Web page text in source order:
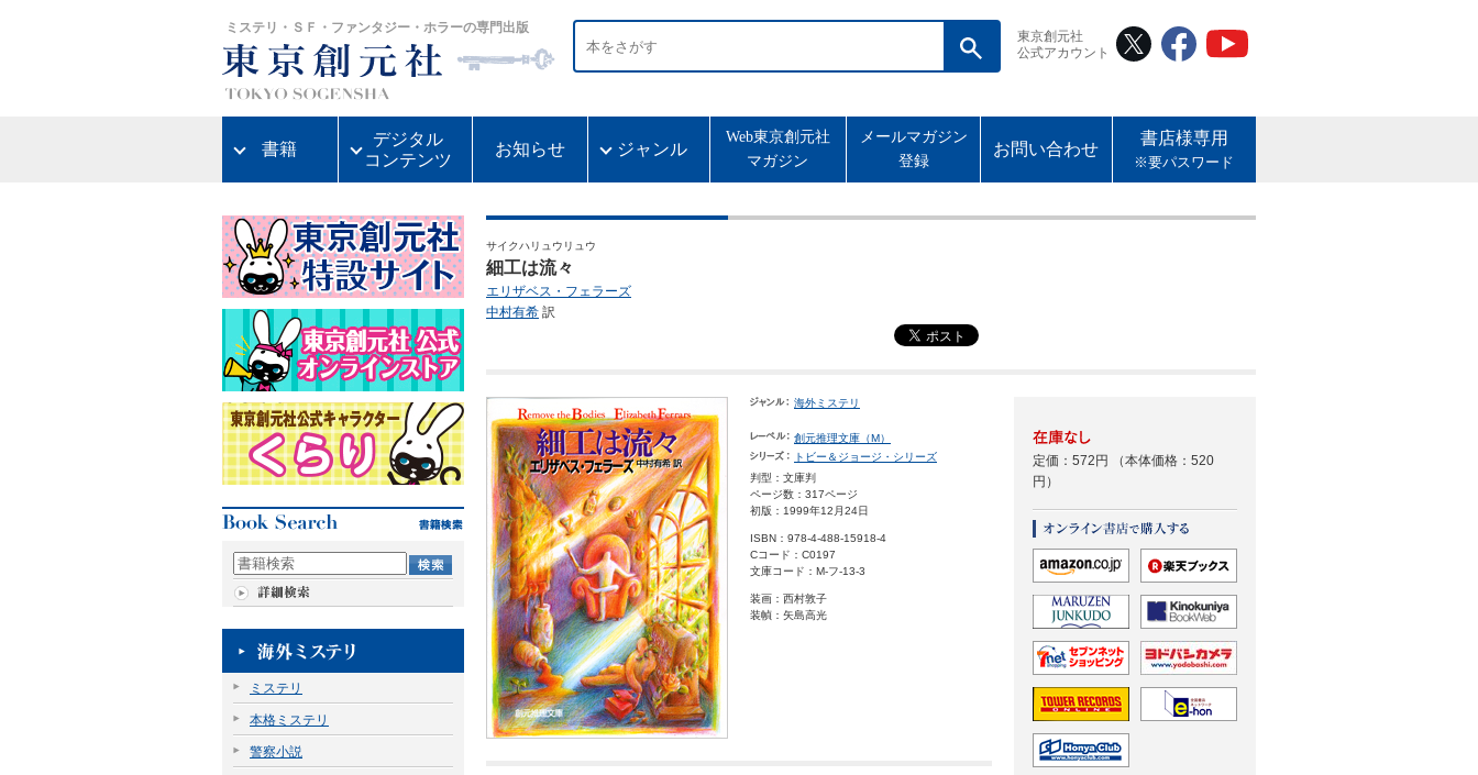
ミステリ・ＳＦ・ファンタジー・ホラーの専門出版
東京創元社
公式アカウント
書籍
デジタル
コンテンツ
お知らせ ジャンル
Web東京創元社
マガジン
メールマガジン
登録
お問い合わせ
書店様専用
※要パスワード
ミステリ
本格ミステリ
警察小説
サイクハリュウリュウ
細工は流々
エリザベス・フェラーズ
中村有希 訳
定価：572円
（本体価格：520
円）
海外ミステリ
創元推理文庫（M）
トビー＆ジョージ・シリーズ
判型：文庫判
ページ数：317ページ
初版：1999年12月24日
ISBN：978-4-488-15918-4
Cコード：C0197
文庫コード：M-フ-13-3
装画：西村敦子
装幀：矢島高光